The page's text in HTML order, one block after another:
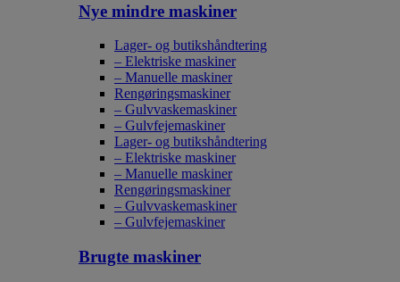
Nye mindre maskiner
Lager- og butikshåndtering
– Elektriske maskiner
– Manuelle maskiner
Rengøringsmaskiner
– Gulvvaskemaskiner
– Gulvfejemaskiner
Lager- og butikshåndtering
– Elektriske maskiner
– Manuelle maskiner
Rengøringsmaskiner
– Gulvvaskemaskiner
– Gulvfejemaskiner
Brugte maskiner